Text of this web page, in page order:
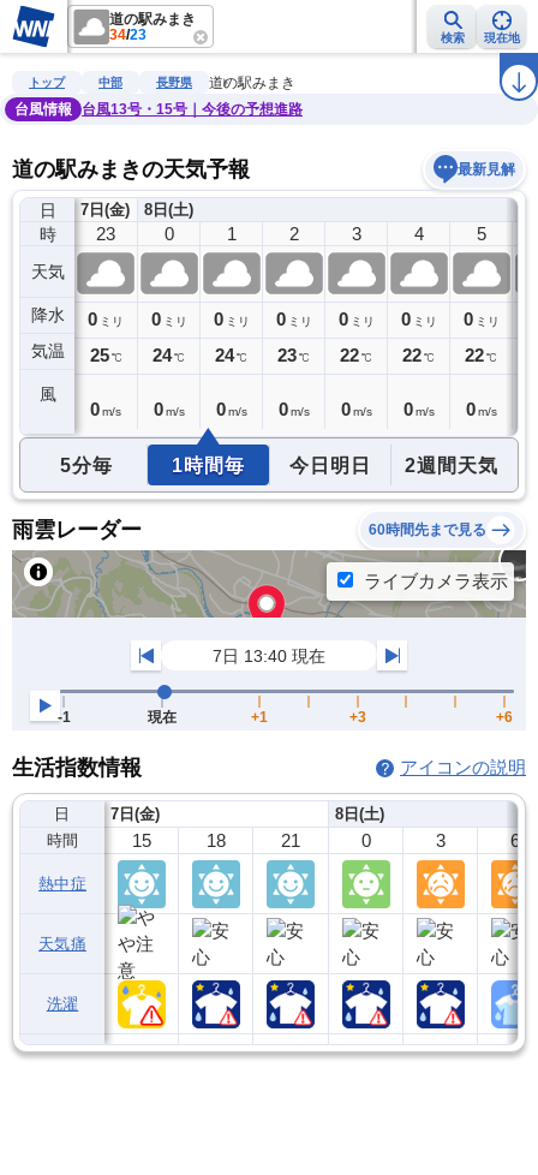
道の駅みまき
34/23 検索 現在地
雨雲レーダー 台風情報 地震情報 ラ
トップ 中部 長野県
道の駅みまき
台風情報
台風13号・15号｜今後の予想進路
道の駅みまきの天気予報 最新見解
日
時
天気
降水
気温
風
7日(金)
22
0ミリ
25℃
23
0 ミリ
25 ℃
0m/s
8日(土)
0
0 ミリ
24℃
0 m/s
1
0 ミリ
24℃
0 m/s
2
0 ミリ
23℃
0 m/s
3
0 ミリ
22℃
0 m/s
4
0 ミリ
22℃
0 m/s
5
0 ミリ
22℃
0 m/s
5分毎 1時間毎 今日明日 2週間天気
雨雲レーダー 60時間先まで見る
生活指数情報 アイコンの説明
日
時間
熱中症
天気痛
洗濯
7日(金)
15 18 21
8日(土)
0 3 6